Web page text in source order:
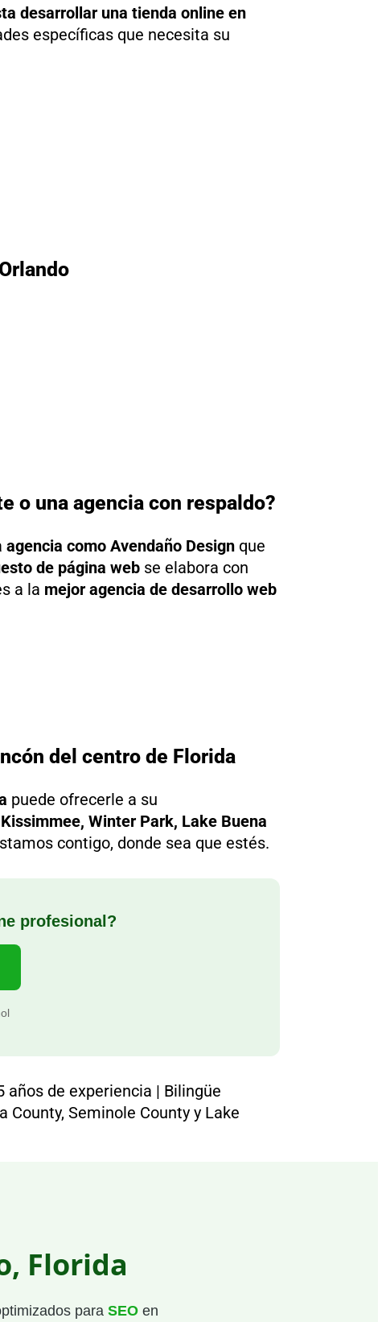
desarrollar una tienda online en
específicas que necesita su
o una agencia con respaldo?
agencia como Avendaño Design que
de página web se elabora con
a la mejor agencia de desarrollo web
del centro de Florida
puede ofrecerle a su
Winter Park, Lake Buena
contigo, donde sea que estés.
profesional?
años de experiencia | Bilingüe
Seminole County y Lake
Florida
para SEO en